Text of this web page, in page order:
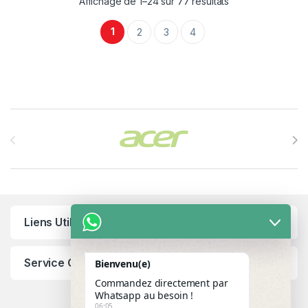
1 2 3 4
Liens Utiles
Service ClientBienvenu(e)
Commandez directement par
Whatsapp au besoin !
06:05